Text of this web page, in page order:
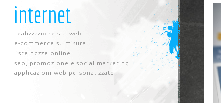
internet
realizzazione siti web
e-commerce su misura
liste nozze online
seo, promozione e social marketing
applicazioni web personalizzate